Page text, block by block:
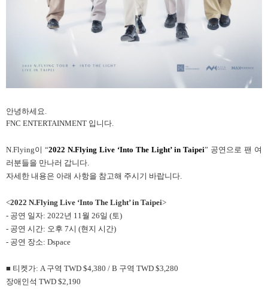
안녕하세요.
FNC ENTERTAINMENT 입니다.
N.Flying이 “2022 N.Flying Live ‘Into The Light’ in Taipei” 공연으로 팬 여
러분들을 만나러 갑니다.
자세한 내용은 아래 사항을 참고해 주시기 바랍니다.
<2022 N.Flying Live ‘Into The Light’ in Taipei>
- 공연 일자: 2022년 11월 26일 (토)
- 공연 시간: 오후 7시 (현지 시간)
- 공연 장소: Dspace
■ 티켓가: A 구역 TWD $4,380 / B 구역 TWD $3,280
장애인석 TWD $2,190